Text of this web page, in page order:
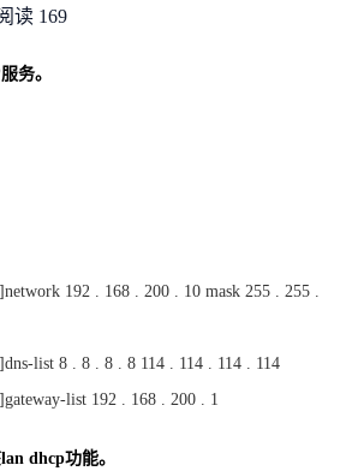
读 169
务。
192 . 168 . 200 . 10 mask 255 . 255 .
list 8 . 8 . 8 . 8 114 . 114 . 114 . 114
list 192 . 168 . 200 . 1
dhcp功能。